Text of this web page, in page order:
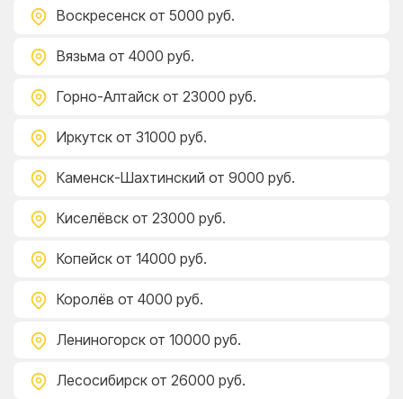
Воскресенск от 5000 руб.
Вязьма от 4000 руб.
Горно-Алтайск от 23000 руб.
Иркутск от 31000 руб.
Каменск-Шахтинский от 9000 руб.
Киселёвск от 23000 руб.
Копейск от 14000 руб.
Королёв от 4000 руб.
Лениногорск от 10000 руб.
Лесосибирск от 26000 руб.